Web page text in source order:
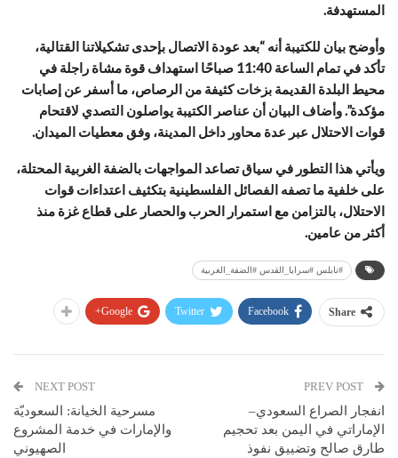
المستهدفة.
وأوضح بيان للكتيبة أنه “بعد عودة الاتصال بإحدى تشكيلاتنا القتالية،
تأكد في تمام الساعة 11:40 صباحًا استهداف قوة مشاة راجلة في
محيط البلدة القديمة بزخات كثيفة من الرصاص، ما أسفر عن إصابات
مؤكدة”. وأضاف البيان أن عناصر الكتيبة يواصلون التصدي لاقتحام
قوات الاحتلال عبر عدة محاور داخل المدينة، وفق معطيات الميدان.
ويأتي هذا التطور في سياق تصاعد المواجهات بالضفة الغربية المحتلة،
على خلفية ما تصفه الفصائل الفلسطينية بتكثيف اعتداءات قوات
الاحتلال، بالتزامن مع استمرار الحرب والحصار على قطاع غزة منذ
أكثر من عامين.
#نابلس #سرايا_القدس #الضفة_الغربية
Share
Facebook
Twitter
Google+
انفجار الصراع السعودي–
الإماراتي في اليمن بعد تحجيم
طارق صالح وتضييق نفوذ
NEXT POST
مسرحية الخيانة: السعوديّة
والإمارات في خدمة المشروع
الصهيوني